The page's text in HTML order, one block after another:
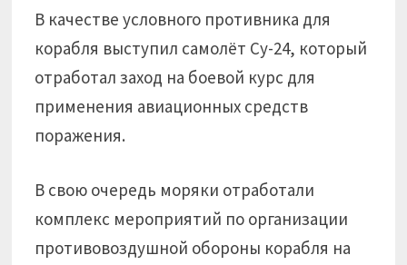
В качестве условного противника для
корабля выступил самолёт Су-24, который
отработал заход на боевой курс для
применения авиационных средств
поражения.
В свою очередь моряки отработали
комплекс мероприятий по организации
противовоздушной обороны корабля на